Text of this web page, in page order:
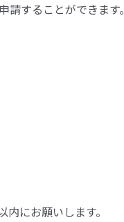
することができます。
にお願いします。